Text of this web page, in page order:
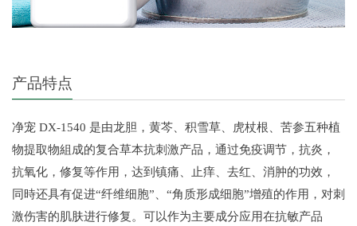
产品特点
净宠 DX-1540 是由龙胆，黄芩、积雪草、虎杖根、苦参五种植
物提取物組成的复合草本抗刺激产品，通过免疫调节，抗炎，
抗氧化，修复等作用，达到镇痛、止痒、去红、消肿的功效，
同時还具有促进“纤维细胞”、“角质形成细胞”增殖的作用，对刺
激伤害的肌肤进行修复。可以作为主要成分应用在抗敏产品